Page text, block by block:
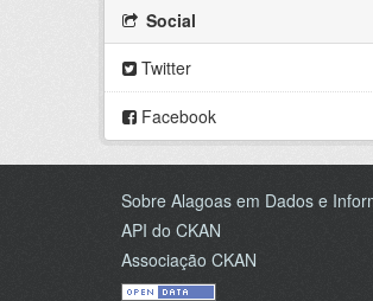
Social
Twitter
Facebook
Sobre Alagoas em Dados e
API do CKAN
Associação CKAN